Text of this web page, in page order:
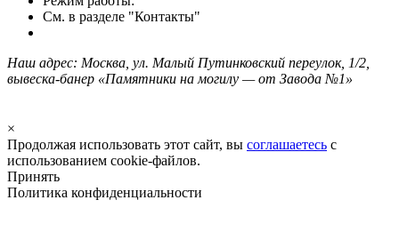
См. в разделе "Контакты"
Наш адрес: Москва, ул. Малый Путинковский переулок, 1/2,
вывеска-банер «Памятники на могилу — от Завода №1»
×
Продолжая использовать этот сайт, вы соглашаетесь с
использованием cookie-файлов.
Принять
Политика конфиденциальности